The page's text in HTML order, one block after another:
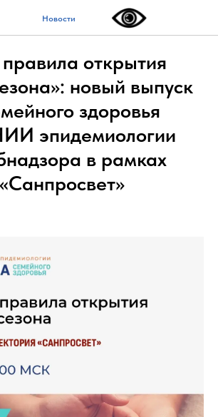
Новости
открытия
новый выпуск
здоровья
эпидемиологии
в рамках